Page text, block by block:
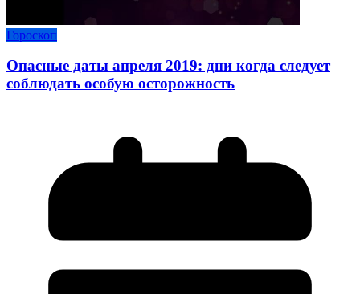
Гороскоп
Опасные даты апреля 2019: дни когда следует
соблюдать особую осторожность